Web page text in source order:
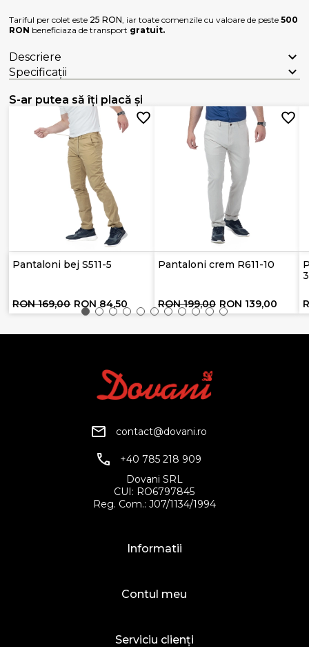
Tariful per colet este 25 RON, iar toate comenzile cu valoare de peste500
RON beneficiaza de transport gratuit.
Descriere
Specificații
S-ar putea să îți placă și
Pantaloni bej S511-5
RON 169,00 RON 84,50
Pantaloni crem R611-10
RON 199,00 RON 139,00
3
contact@dovani.ro
+40 785 218 909
Dovani SRL
CUI: RO6797845
Reg. Com.: J07/1134/1994
Informatii
Contul meu
Serviciu clienți